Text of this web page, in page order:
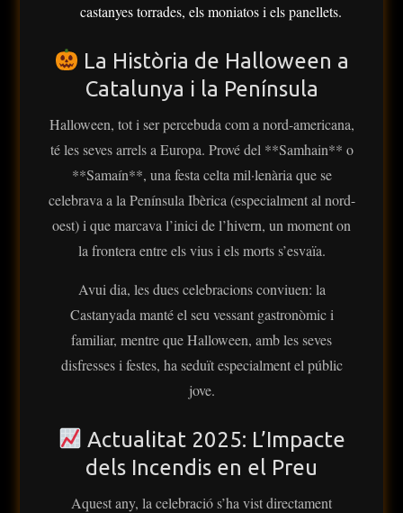
castanyes torrades, els moniatos i els panellets.
La Història de Halloween a
Catalunya i la Península
Halloween, tot i ser percebuda com a nord-americana,
té les seves arrels a Europa. Prové del **Samhain** o
**Samaín**, una festa celta mil·lenària que se
celebrava a la Península Ibèrica (especialment al nord-
oest) i que marcava l’inici de l’hivern, un moment on
la frontera entre els vius i els morts s’esvaïa.
Avui dia, les dues celebracions conviuen: la
Castanyada manté el seu vessant gastronòmic i
familiar, mentre que Halloween, amb les seves
disfresses i festes, ha seduït especialment el públic
jove.
Actualitat 2025: L’Impacte
dels Incendis en el Preu
Aquest any, la celebració s’ha vist directament